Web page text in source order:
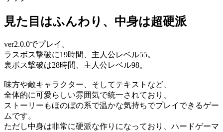
見た目はふんわり、中身は超硬派
ver2.0.0でプレイ。
ラスボス撃破に19時間、主人公レベル55。
裏ボス撃破は28時間、主人公レベル98。
味方や敵キャラクター、そしてテキストなど、
全体的に可愛らしい雰囲気で統一されており、
ストーリーもほのぼの系で温かな気持ちでプレイできるゲー
ムです。
ただし中身は非常に硬派な作りになっており、ハードゲーマ